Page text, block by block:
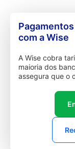
com a Wise
A Wise cobra
maioria dos
assegura que o